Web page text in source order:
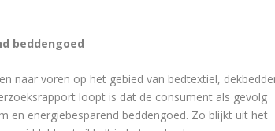
beddengoed
naar voren op het gebied van bedtextiel,
loopt is dat de consument als gevolg
en energiebesparend beddengoed. Zo blijkt uit het